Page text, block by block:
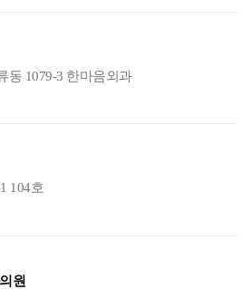
동 1079-3 한마음외과
104호
원